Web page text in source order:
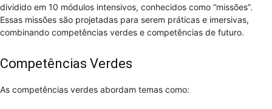
dividido em 10 módulos intensivos, conhecidos como “missões”.
Essas missões são projetadas para serem práticas e imersivas,
combinando competências verdes e competências de futuro.
Competências Verdes
As competências verdes abordam temas como: